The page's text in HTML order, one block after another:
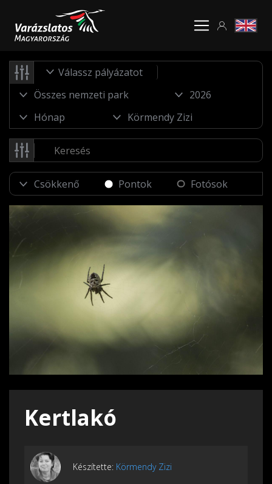
Válassz pályázatot
Pontok Fotósok
Kertlakó
Készítette: Körmendy Zizi